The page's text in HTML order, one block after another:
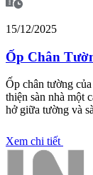
15/12/2025
Ốp Chân
Ốp chân tường
thiện sàn nhà một
hở giữa tường và
Xem chi tiết